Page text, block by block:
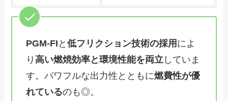
PGM-FI と低フリクション技術の採用 によ
り高い燃焼効率と環境性能を両立 していま
す。パワフルな出力性とともに燃費性が優
れているのも◎。